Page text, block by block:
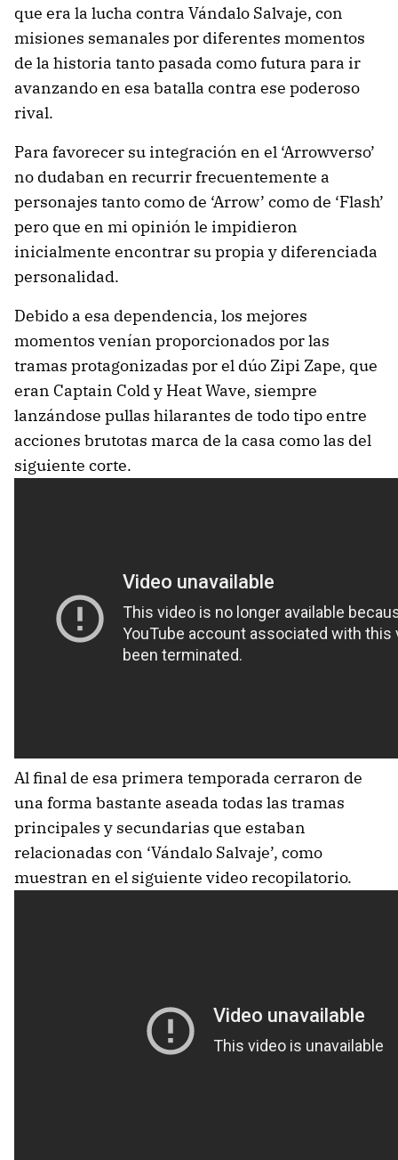
que era la lucha contra Vándalo Salvaje, con
misiones semanales por diferentes momentos
de la historia tanto pasada como futura para ir
avanzando en esa batalla contra ese poderoso
rival.
Para favorecer su integración en el ‘Arrowverso’
no dudaban en recurrir frecuentemente a
personajes tanto como de ‘Arrow’ como de ‘Flash’
pero que en mi opinión le impidieron
inicialmente encontrar su propia y diferenciada
personalidad.
Debido a esa dependencia, los mejores
momentos venían proporcionados por las
tramas protagonizadas por el dúo Zipi Zape, que
eran Captain Cold y Heat Wave, siempre
lanzándose pullas hilarantes de todo tipo entre
acciones brutotas marca de la casa como las del
siguiente corte.
Al final de esa primera temporada cerraron de
una forma bastante aseada todas las tramas
principales y secundarias que estaban
relacionadas con ‘Vándalo Salvaje’, como
muestran en el siguiente video recopilatorio.